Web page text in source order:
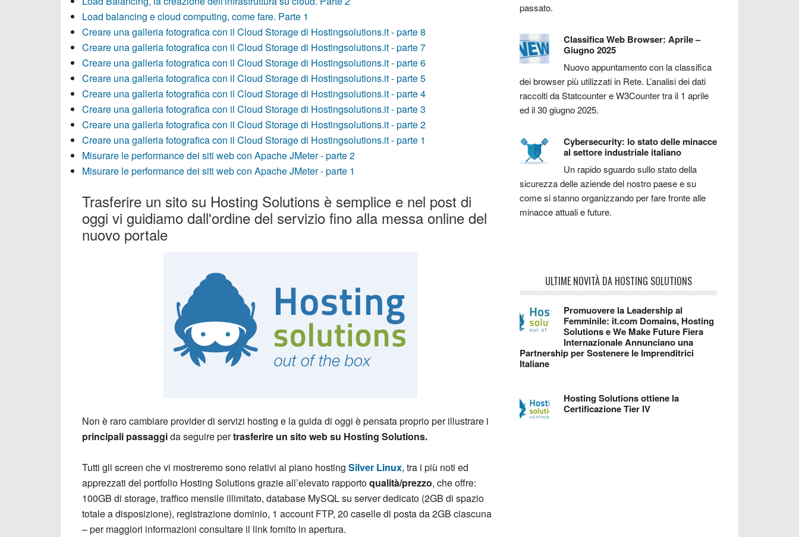
Load balancing e cloud computing, come fare. Parte 1
Creare una galleria fotografica con il Cloud Storage di Hostingsolutions.it - parte 8
Creare una galleria fotografica con il Cloud Storage di Hostingsolutions.it - parte 7
Creare una galleria fotografica con il Cloud Storage di Hostingsolutions.it - parte 6
Creare una galleria fotografica con il Cloud Storage di Hostingsolutions.it - parte 5
Creare una galleria fotografica con il Cloud Storage di Hostingsolutions.it - parte 4
Creare una galleria fotografica con il Cloud Storage di Hostingsolutions.it - parte 3
Creare una galleria fotografica con il Cloud Storage di Hostingsolutions.it - parte 2
Creare una galleria fotografica con il Cloud Storage di Hostingsolutions.it - parte 1
Misurare le performance dei siti web con Apache JMeter - parte 2
Misurare le performance dei siti web con Apache JMeter - parte 1
Trasferire un sito su Hosting Solutions è semplice e nel post di
oggi vi guidiamo dall'ordine del servizio fino alla messa online del
nuovo portale
Non è raro cambiare provider di servizi hosting e la guida di oggi è pensata proprio per illustrare i
principali passaggida seguire pertrasferire un sito web su Hosting Solutions.
Tutti gli screen che vi mostreremo sono relativi al piano hosting Silver Linux, tra i più noti ed
apprezzati del portfolio Hosting Solutions grazie all’elevato rapportoqualità/prezzo, che offre:
100GB di storage, traffico mensile illimitato, database MySQL su server dedicato (2GB di spazio
totale a disposizione), registrazione dominio, 1 account FTP, 20 caselle di posta da 2GB ciascuna
– per maggiori informazioni consultare il link fornito in apertura.
passato.
Classifica Web Browser: Aprile –
Giugno 2025
Nuovo appuntamento con la classifica
dei browser più utilizzati in Rete. L’analisi dei dati
raccolti da Statcounter e W3Counter tra il 1 aprile
ed il 30 giugno 2025.
Cybersecurity: lo stato delle minacce
al settore industriale italiano
Un rapido sguardo sullo stato della
sicurezza delle aziende del nostro paese e su
come si stanno organizzando per fare fronte alle
minacce attuali e future.
ULTIME NOVITÀ DA HOSTING SOLUTIONS
Promuovere la Leadership al
Femminile: it.com Domains, Hosting
Solutions e We Make Future Fiera
Internazionale Annunciano una
Partnership per Sostenere le Imprenditrici
Italiane
Hosting Solutions ottiene la
Certificazione Tier IV